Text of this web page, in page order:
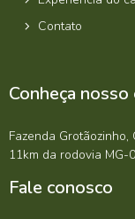
Contato
Conheça nosso
Fazenda
11km da rodovia MG-
Fale conosco